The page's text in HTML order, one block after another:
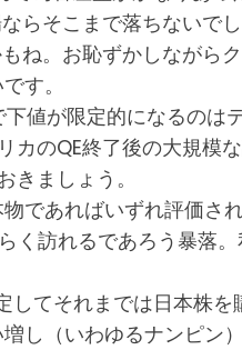
らそこまで落ちない
ね。お恥ずかしながら
す。
値が限定的になるの
カのQE終了後の大規
ましょう。
であればいずれ評価さ
く訪れるであろう暴落
てそれまでは日本株を
し（いわゆるナンピ